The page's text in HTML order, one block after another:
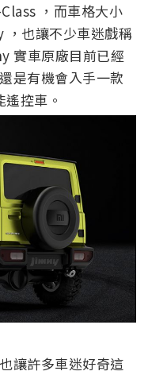
，而車格大小
，也讓不少車迷戲稱
實車原廠目前已經
是有機會入手一款
控車。
讓許多車迷好奇這